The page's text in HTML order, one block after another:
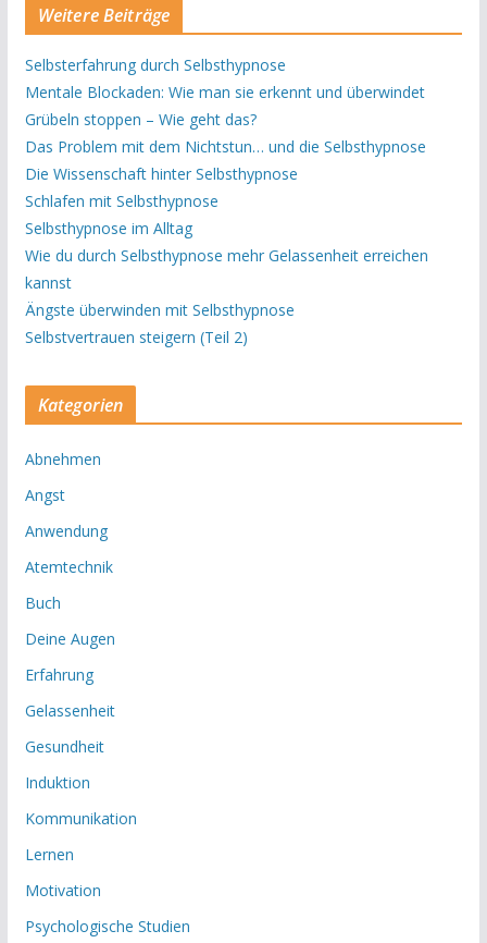
Weitere Beiträge
Selbsterfahrung durch Selbsthypnose
Mentale Blockaden: Wie man sie erkennt und überwindet
Grübeln stoppen – Wie geht das?
Das Problem mit dem Nichtstun… und die Selbsthypnose
Die Wissenschaft hinter Selbsthypnose
Schlafen mit Selbsthypnose
Selbsthypnose im Alltag
Wie du durch Selbsthypnose mehr Gelassenheit erreichen
kannst
Ängste überwinden mit Selbsthypnose
Selbstvertrauen steigern (Teil 2)
Kategorien
Abnehmen
Angst
Anwendung
Atemtechnik
Buch
Deine Augen
Erfahrung
Gelassenheit
Gesundheit
Induktion
Kommunikation
Lernen
Motivation
Psychologische Studien